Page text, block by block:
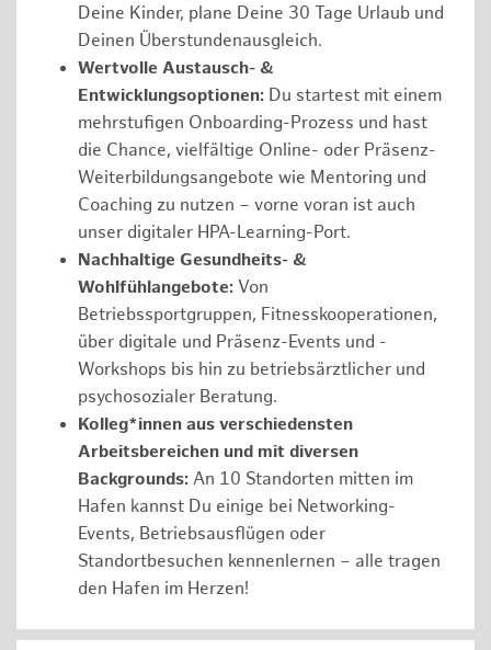
Deine Kinder, plane Deine 30 Tage Urlaub und
Deinen Überstundenausgleich.
Wertvolle Austausch- &
Entwicklungsoptionen: Du startest mit einem
mehrstufigen Onboarding-Prozess und hast
die Chance, vielfältige Online- oder Präsenz-
Weiterbildungsangebote wie Mentoring und
Coaching zu nutzen – vorne voran ist auch
unser digitaler HPA-Learning-Port.
Nachhaltige Gesundheits- &
Wohlfühlangebote: Von
Betriebssportgruppen, Fitnesskooperationen,
über digitale und Präsenz-Events und -
Workshops bis hin zu betriebsärztlicher und
psychosozialer Beratung.
Kolleg*innen aus verschiedensten
Arbeitsbereichen und mit diversen
Backgrounds: An 10 Standorten mitten im
Hafen kannst Du einige bei Networking-
Events, Betriebsausflügen oder
Standortbesuchen kennenlernen – alle tragen
den Hafen im Herzen!